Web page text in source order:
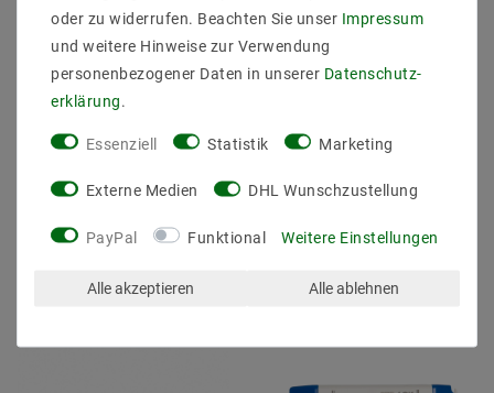
Mean Well RS-15 case
single output SNT case
15W 15V/1A
8,66 €
Mean Well ELG-75
Artikel anzeigen
oder zu widerrufen. Beachten Sie unser Impressum
und weitere Hinweise zur Verwendung
personenbezogener Daten in unserer Daten­schutz­
erklärung
Essenziell Statistik Marketing
Externe Medien DHL Wunschzustellung
PayPal Funktional Weitere Einstellungen
Alle akzeptieren Alle ablehnen